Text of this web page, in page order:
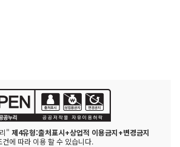
" 제4유형:출처표시+상업적 이용금지+변경금지
건에 따라 이용 할 수 있습니다.